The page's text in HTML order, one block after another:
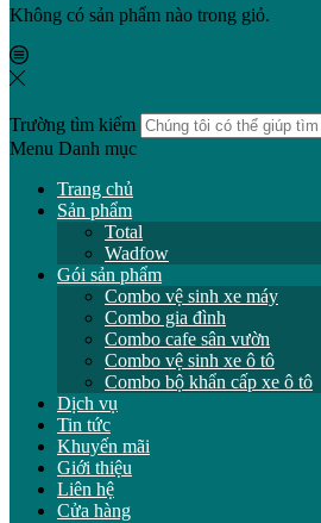
Không có sản phẩm nào trong giỏ.
Trường tìm kiếm
Menu Danh mục
Trang chủ
Sản phẩm
Total
Wadfow
Gói sản phẩm
Combo vệ sinh xe máy
Combo gia đình
Combo cafe sân vườn
Combo vệ sinh xe ô tô
Combo bộ khẩn cấp xe ô tô
Dịch vụ
Tin tức
Khuyến mãi
Giới thiệu
Liên hệ
Cửa hàng